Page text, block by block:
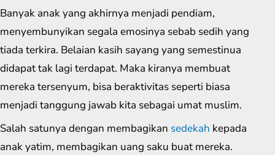
Banyak anak yang akhirnya menjadi pendiam,
menyembunyikan segala emosinya sebab sedih yang
tiada terkira. Belaian kasih sayang yang semestinua
didapat tak lagi terdapat. Maka kiranya membuat
mereka tersenyum, bisa beraktivitas seperti biasa
menjadi tanggung jawab kita sebagai umat muslim.
Salah satunya dengan membagikan sedekah kepada
anak yatim, membagikan uang saku buat mereka.